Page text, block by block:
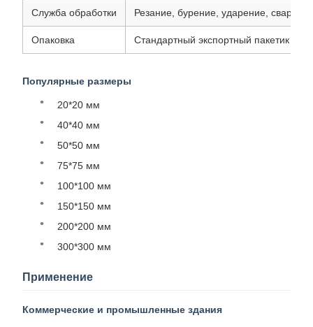
Служба обработки Резание, бурение, ударение, сварка
Опаковка Стандартный экспортный пакетик для
Популярные размеры
20*20 мм
40*40 мм
50*50 мм
75*75 мм
100*100 мм
150*150 мм
200*200 мм
300*300 мм
Применение
Коммерческие и промышленные здания